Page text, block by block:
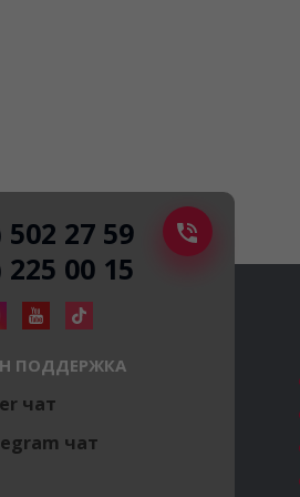
502 27 59
225 00 15
ПОДДЕРЖКА
чат
чат